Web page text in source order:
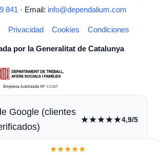
841 · Email: info@dependalium.com
Privacidad Cookies Condiciones
por la Generalitat de Catalunya
Google (clientes
★★★★★4,9/5
★★★★★